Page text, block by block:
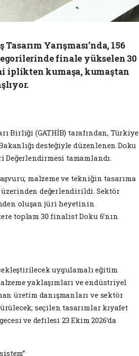
Yarışması’nda, 156
finale yükselen 30
iplikten kumaşa, kumaştan
Birliği (GATHİB) tarafından, Türkiye
desteğiyle düzenlenen Doku
Değerlendirmesi tamamlandı.
malzeme ve tekniğin tasarıma
değerlendirildi. Sektör
oluşan jüri heyetinin
toplam 30 finalist Doku 6’nın
uygulamalı eğitim
yaklaşımları ve endüstriyel
üretim danışmanları ve sektör
seçilen tasarımlar kıyafet
ve defilesi 23 Ekim 2026’da